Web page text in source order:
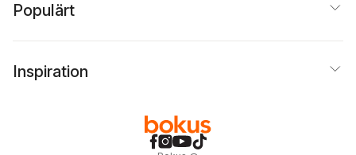
Populärt
Inspiration